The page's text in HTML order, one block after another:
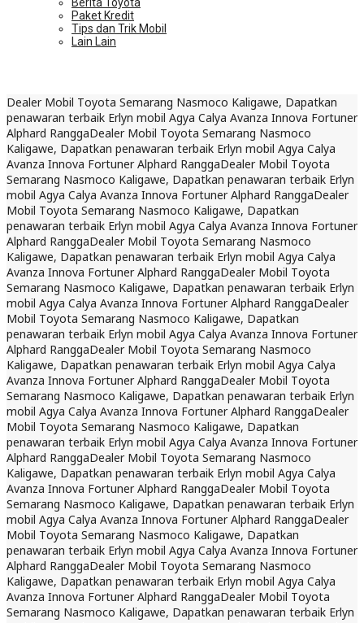
Paket Kredit
Tips dan Trik Mobil
Lain Lain
Dealer Mobil Toyota Semarang Nasmoco Kaligawe, Dapatkan
penawaran terbaik Erlyn mobil Agya Calya Avanza Innova Fortuner
Alphard RanggaDealer Mobil Toyota Semarang Nasmoco
Kaligawe, Dapatkan penawaran terbaik Erlyn mobil Agya Calya
Avanza Innova Fortuner Alphard RanggaDealer Mobil Toyota
Semarang Nasmoco Kaligawe, Dapatkan penawaran terbaik Erlyn
mobil Agya Calya Avanza Innova Fortuner Alphard RanggaDealer
Mobil Toyota Semarang Nasmoco Kaligawe, Dapatkan
penawaran terbaik Erlyn mobil Agya Calya Avanza Innova Fortuner
Alphard RanggaDealer Mobil Toyota Semarang Nasmoco
Kaligawe, Dapatkan penawaran terbaik Erlyn mobil Agya Calya
Avanza Innova Fortuner Alphard RanggaDealer Mobil Toyota
Semarang Nasmoco Kaligawe, Dapatkan penawaran terbaik Erlyn
mobil Agya Calya Avanza Innova Fortuner Alphard RanggaDealer
Mobil Toyota Semarang Nasmoco Kaligawe, Dapatkan
penawaran terbaik Erlyn mobil Agya Calya Avanza Innova Fortuner
Alphard RanggaDealer Mobil Toyota Semarang Nasmoco
Kaligawe, Dapatkan penawaran terbaik Erlyn mobil Agya Calya
Avanza Innova Fortuner Alphard RanggaDealer Mobil Toyota
Semarang Nasmoco Kaligawe, Dapatkan penawaran terbaik Erlyn
mobil Agya Calya Avanza Innova Fortuner Alphard RanggaDealer
Mobil Toyota Semarang Nasmoco Kaligawe, Dapatkan
penawaran terbaik Erlyn mobil Agya Calya Avanza Innova Fortuner
Alphard RanggaDealer Mobil Toyota Semarang Nasmoco
Kaligawe, Dapatkan penawaran terbaik Erlyn mobil Agya Calya
Avanza Innova Fortuner Alphard RanggaDealer Mobil Toyota
Semarang Nasmoco Kaligawe, Dapatkan penawaran terbaik Erlyn
mobil Agya Calya Avanza Innova Fortuner Alphard RanggaDealer
Mobil Toyota Semarang Nasmoco Kaligawe, Dapatkan
penawaran terbaik Erlyn mobil Agya Calya Avanza Innova Fortuner
Alphard RanggaDealer Mobil Toyota Semarang Nasmoco
Kaligawe, Dapatkan penawaran terbaik Erlyn mobil Agya Calya
Avanza Innova Fortuner Alphard RanggaDealer Mobil Toyota
Semarang Nasmoco Kaligawe, Dapatkan penawaran terbaik Erlyn